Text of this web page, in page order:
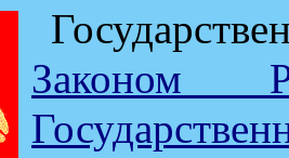
Законом